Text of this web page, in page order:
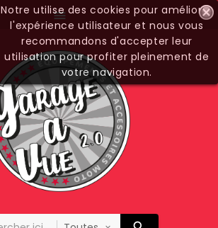

Notre utilise des cookies pour améliorer
l'expérience utilisateur et nous vous
recommandons d'accepter leur
utilisation pour profiter pleinement de
votre navigation.